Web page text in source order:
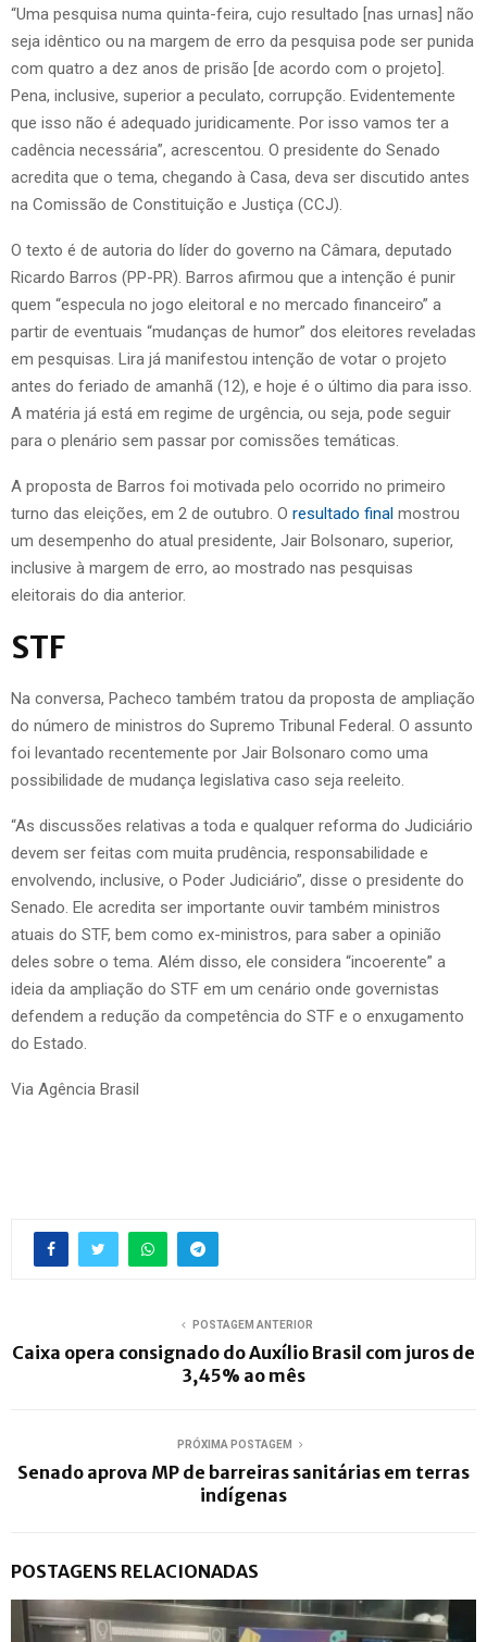
“Uma pesquisa numa quinta-feira, cujo resultado [nas urnas] não
seja idêntico ou na margem de erro da pesquisa pode ser punida
com quatro a dez anos de prisão [de acordo com o projeto].
Pena, inclusive, superior a peculato, corrupção. Evidentemente
que isso não é adequado juridicamente. Por isso vamos ter a
cadência necessária”, acrescentou. O presidente do Senado
acredita que o tema, chegando à Casa, deva ser discutido antes
na Comissão de Constituição e Justiça (CCJ).
O texto é de autoria do líder do governo na Câmara, deputado
Ricardo Barros (PP-PR). Barros afirmou que a intenção é punir
quem “especula no jogo eleitoral e no mercado financeiro” a
partir de eventuais “mudanças de humor” dos eleitores reveladas
em pesquisas. Lira já manifestou intenção de votar o projeto
antes do feriado de amanhã (12), e hoje é o último dia para isso.
A matéria já está em regime de urgência, ou seja, pode seguir
para o plenário sem passar por comissões temáticas.
A proposta de Barros foi motivada pelo ocorrido no primeiro
turno das eleições, em 2 de outubro. O resultado final mostrou
um desempenho do atual presidente, Jair Bolsonaro, superior,
inclusive à margem de erro, ao mostrado nas pesquisas
eleitorais do dia anterior.
STF
Na conversa, Pacheco também tratou da proposta de ampliação
do número de ministros do Supremo Tribunal Federal. O assunto
foi levantado recentemente por Jair Bolsonaro como uma
possibilidade de mudança legislativa caso seja reeleito.
“As discussões relativas a toda e qualquer reforma do Judiciário
devem ser feitas com muita prudência, responsabilidade e
envolvendo, inclusive, o Poder Judiciário”, disse o presidente do
Senado. Ele acredita ser importante ouvir também ministros
atuais do STF, bem como ex-ministros, para saber a opinião
deles sobre o tema. Além disso, ele considera “incoerente” a
ideia da ampliação do STF em um cenário onde governistas
defendem a redução da competência do STF e o enxugamento
do Estado.
Via Agência Brasil
POSTAGEM ANTERIOR
Caixa opera consignado do Auxílio Brasil com juros de
3,45% ao mês
PRÓXIMA POSTAGEM
Senado aprova MP de barreiras sanitárias em terras
indígenas
POSTAGENS RELACIONADAS